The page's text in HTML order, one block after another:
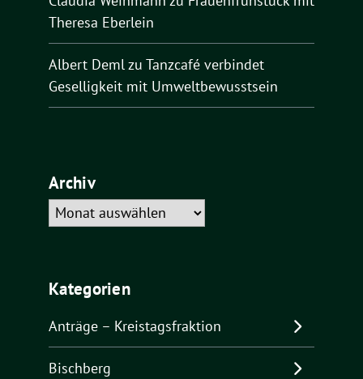
Theresa Eberlein
Albert Demlzu Tanzcafé verbindet
Geselligkeit mit Umweltbewusstsein
Archiv
Archiv
Kategorien
Anträge – Kreistagsfraktion
Bischberg